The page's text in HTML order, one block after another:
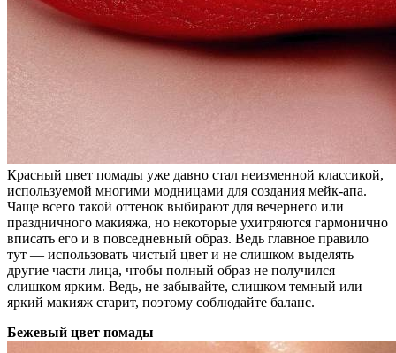
Красный цвет помады уже давно стал неизменной классикой,
используемой многими модницами для создания мейк-апа.
Чаще всего такой оттенок выбирают для вечернего или
праздничного макияжа, но некоторые ухитряются гармонично
вписать его и в повседневный образ. Ведь главное правило
тут — использовать чистый цвет и не слишком выделять
другие части лица, чтобы полный образ не получился
слишком ярким. Ведь, не забывайте, слишком темный или
яркий макияж старит, поэтому соблюдайте баланс.
Бежевый цвет помады